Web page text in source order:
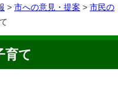
> 市への意見・提案 > 市民の
育て